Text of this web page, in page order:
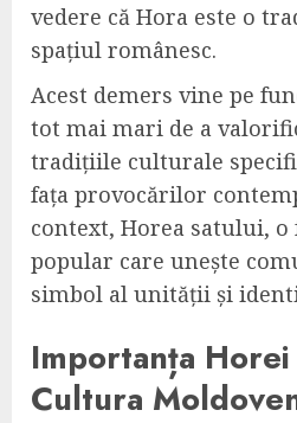
vedere că Hora este o
spațiul românesc.
Acest demers vine pe
tot mai mari de a
tradițiile culturale
fața provocărilor
context, Horea satului, o
popular care unește
simbol al unității și
Importanța
Cultura